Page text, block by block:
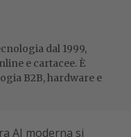
dal 1999,
e cartacee. È
B2B, hardware e
AI moderna si